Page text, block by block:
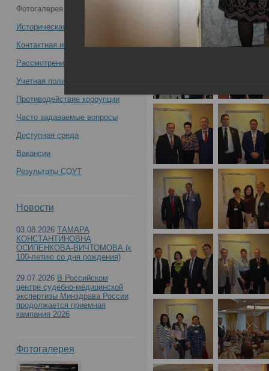
медицинской службы России на
современном этапе: задачи, пути
решения, результаты» -
Всероссийская научно-практическая
России на современном этапе: задачи, пути
Фотогалерея
Историческая справка
Контактная информация
Рассмотрение обращений
Учетная политика учреждения
Противодействие коррупции
Часто задаваемые вопросы
Доступная среда
Вакансии
Результаты СОУТ
Новости
03.08.2026 ТАМАРА
КОНСТАНТИНОВНА
ОСИПЕНКОВА-ВИЧТОМОВА (к
100-летию со дня рождения)
29.07.2026 В Российском
центре судебно-медицинской
экспертизы Минздрава России
продолжается приемная
кампания 2026
Фотогалерея